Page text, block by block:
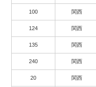
100 関西
124 関西
135 関西
240 関西
20 関西